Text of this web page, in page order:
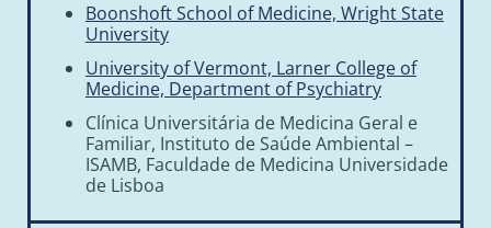
Boonshoft School of Medicine, Wright State
University
University of Vermont, Larner College of
Medicine, Department of Psychiatry
Clínica Universitária de Medicina Geral e
Familiar, Instituto de Saúde Ambiental –
ISAMB, Faculdade de Medicina Universidade
de Lisboa